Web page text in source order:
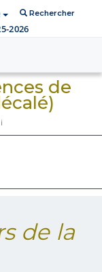
Rechercher
2026
de
de la